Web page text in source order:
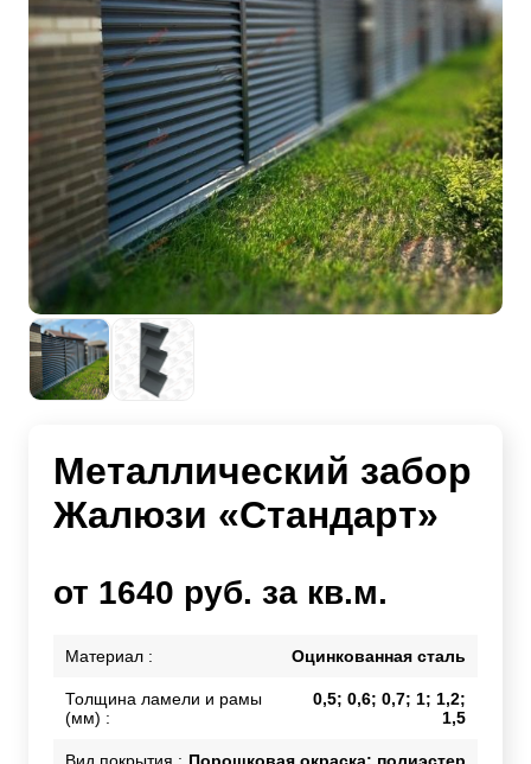
Металлический забор
Жалюзи «Стандарт»
от 1640 руб. за кв.м.
Материал : Оцинкованная сталь
Толщина ламели и рамы
(мм) :
0,5; 0,6; 0,7; 1; 1,2;
1,5